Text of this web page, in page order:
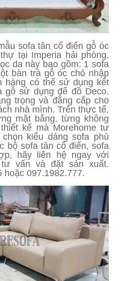
sofa tân cổ điển gỗ óc
tại Imperia hải phòng.
da này bao gồm: 1 sofa
bàn trà gỗ óc chó nhập
hàng có thể sử dụng kết
gỗ sử dụng để đồ Deco.
trọng và đẳng cấp cho
nhà mình. Trên thực tế,
mặt bằng, từng không
kế mà Morehome tư
kiểu dáng sofa phù
sofa tân cổ điển, sofa
hãy liên hệ ngay với
vấn và đặt sản xuất.
hoặc 097.1982.777.